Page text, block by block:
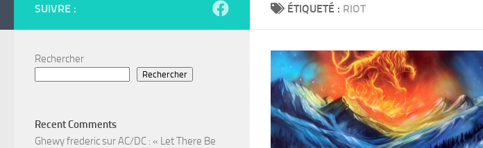
ÉTIQUETÉ : RIOT
SUIVRE :
Rechercher
Rechercher
Recent Comments
Ghewy fredericsurAC/DC : « Let There Be